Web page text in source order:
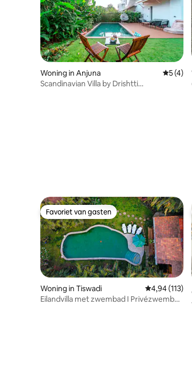
Woning in Anjuna
5 (4)
Scandinavian Villa by Drishtti
Favoriet van gasten
Favoriet van gasten
Woning in Tiswadi Gemiddelde
4,94 (113)
Eilandvilla met zwembad I Privézwembad